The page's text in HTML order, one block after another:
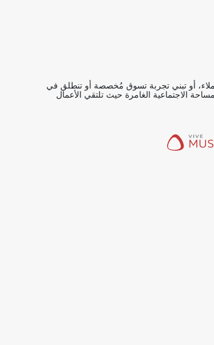
أو تبني تجربة تسوق مُخصصة أو تنطلق في
الاجتماعية الغامرة حيث تلتقي الأعمال